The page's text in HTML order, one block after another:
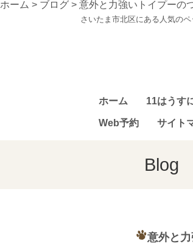
ホーム > ブログ > 意外と力強いトイプーの
さいたま市北区にある人気の
ホーム 11はうす
Web予約 サイト
Blog
意外と